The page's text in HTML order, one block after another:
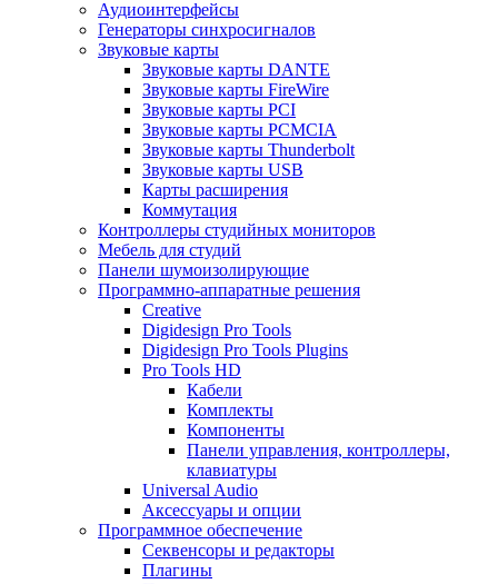
Аудиоинтерфейсы
Генераторы синхросигналов
Звуковые карты
Звуковые карты DANTE
Звуковые карты FireWire
Звуковые карты PCI
Звуковые карты PCMCIA
Звуковые карты Thunderbolt
Звуковые карты USB
Карты расширения
Коммутация
Контроллеры студийных мониторов
Мебель для студий
Панели шумоизолирующие
Программно-аппаратные решения
Creative
Digidesign Pro Tools
Digidesign Pro Tools Plugins
Pro Tools HD
Кабели
Комплекты
Компоненты
Панели управления, контроллеры,
клавиатуры
Universal Audio
Аксессуары и опции
Программное обеспечение
Cеквенсоры и редакторы
Плагины